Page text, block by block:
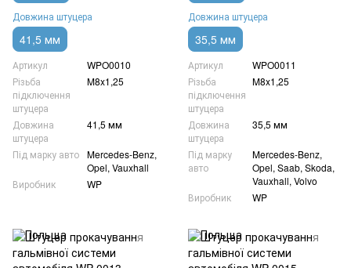
Довжина штуцера
41,5 мм
Артикул
WPO0010
Різьба
підключення
штуцера
M8x1,25
Довжина
штуцера
41,5 мм
Під марку авто Mercedes-Benz,
Opel, Vauxhall
Виробник
WP
Довжина штуцера
35,5 мм
Артикул
WPO0011
Різьба
підключення
штуцера
M8x1,25
Довжина
штуцера
35,5 мм
Під марку
авто
Mercedes-Benz,
Opel, Saab, Skoda,
Vauxhall, Volvo
Виробник
WP